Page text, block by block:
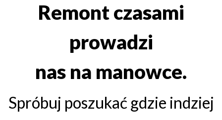
Remont czasami
prowadzi
nas na manowce.
Spróbuj poszukać gdzie indziej